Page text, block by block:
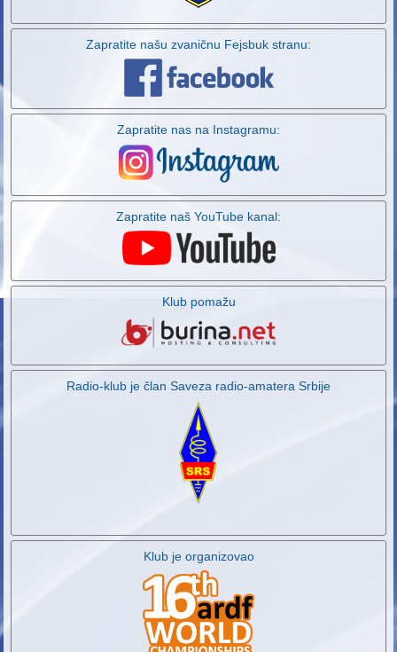
Zapratite našu zvaničnu Fejsbuk stranu:
Zapratite nas na Instagramu:
Zapratite naš YouTube kanal:
Klub pomažu
Radio-klub je član Saveza radio-amatera Srbije
Klub je organizovao